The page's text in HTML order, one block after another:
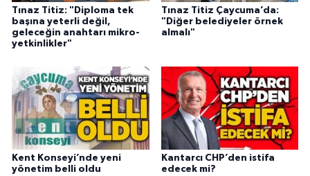
Tınaz Titiz: "Diploma tek
başına yeterli değil,
geleceğin anahtarı mikro-
yetkinlikler"
Tınaz Titiz Çaycuma’da:
"Diğer belediyeler örnek
almalı"
Kent Konseyi’nde yeni
yönetim belli oldu
Kantarcı CHP’den istifa
edecek mi?